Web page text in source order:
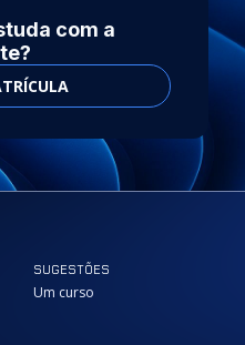
com a
SUGESTÕES
Um curso